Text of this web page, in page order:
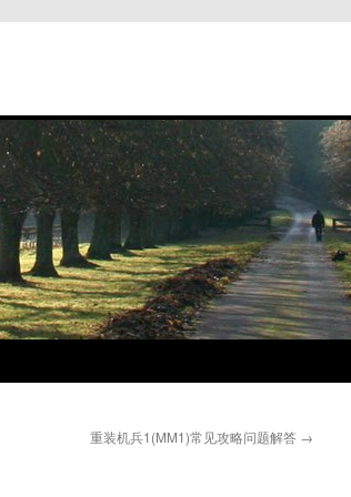
重装机兵1(MM1)常见攻略问题解答 →